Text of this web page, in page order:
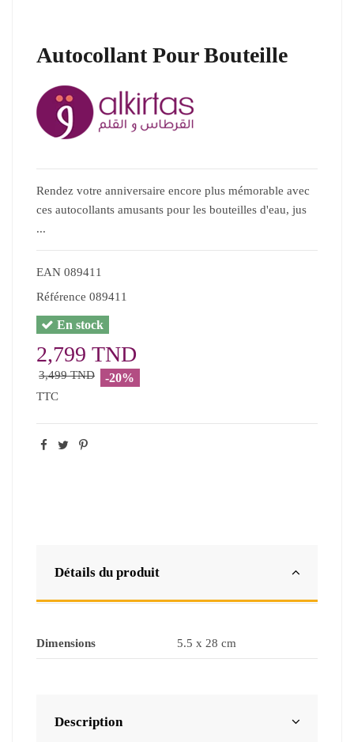
Autocollant Pour Bouteille
Rendez votre anniversaire encore plus mémorable avec
ces autocollants amusants pour les bouteilles d'eau, jus
...
EAN 089411
Référence 089411
En stock
2,799 TND
3,499 TND -20%
TTC
Détails du produit
Dimensions 5.5 x 28 cm
Description